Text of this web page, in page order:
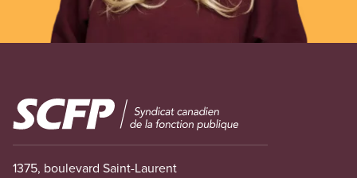
Image
1375, boulevard Saint-Laurent